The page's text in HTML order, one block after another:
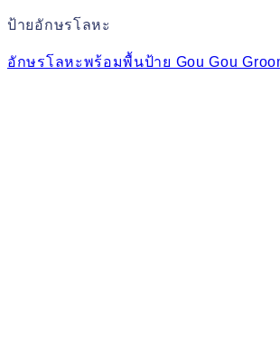
ป้ายอักษรโลหะ
อักษรโลหะพร้อมพื้นป้าย Gou Gou